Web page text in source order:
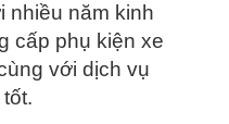
nhiều năm kinh
cấp phụ kiện xe
với dịch vụ